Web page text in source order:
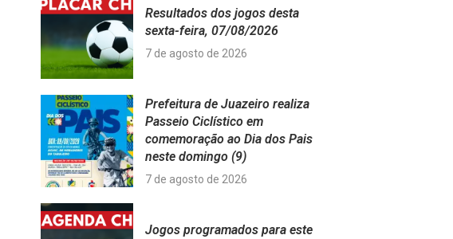
Resultados dos jogos desta
sexta-feira, 07/08/2026
7 de agosto de 2026
Prefeitura de Juazeiro realiza
Passeio Ciclístico em
comemoração ao Dia dos Pais
neste domingo (9)
7 de agosto de 2026
Jogos programados para este